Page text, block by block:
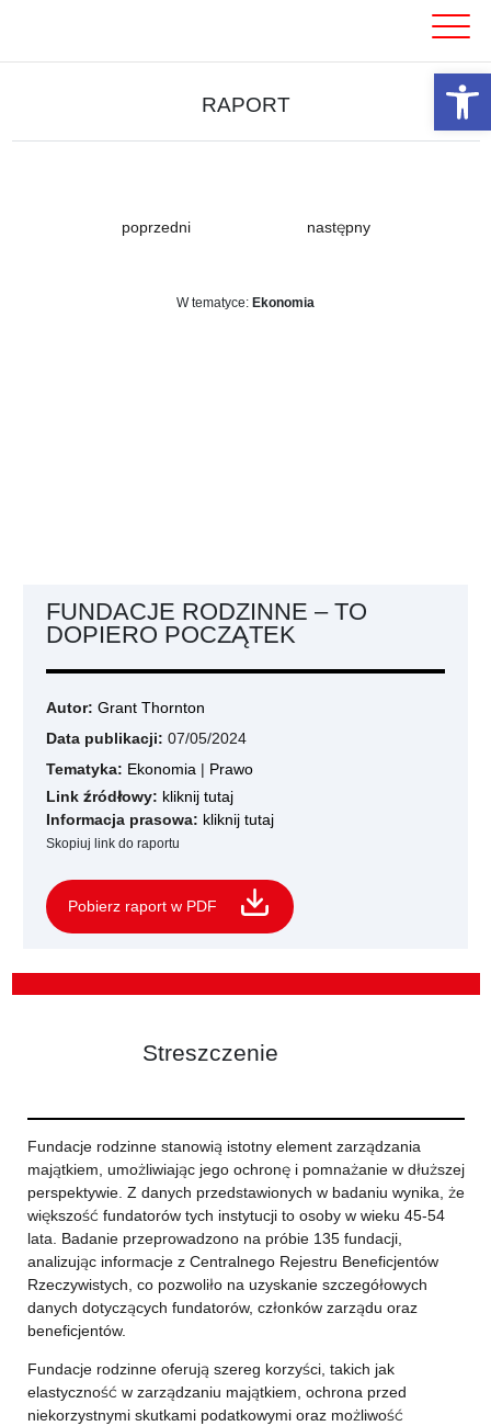
RAPORT
poprzedni następny
W tematyce: Ekonomia
FUNDACJE RODZINNE – TO
DOPIERO POCZĄTEK
Autor: Grant Thornton
Data publikacji: 07/05/2024
Tematyka: Ekonomia | Prawo
Link źródłowy: kliknij tutaj
Informacja prasowa: kliknij tutaj
Skopiuj link do raportu
Pobierz raport w PDF
Streszczenie
Fundacje rodzinne stanowią istotny element zarządzania
majątkiem, umożliwiając jego ochronę i pomnażanie w dłuższej
perspektywie. Z danych przedstawionych w badaniu wynika, że
większość fundatorów tych instytucji to osoby w wieku 45-54
lata. Badanie przeprowadzono na próbie 135 fundacji,
analizując informacje z Centralnego Rejestru Beneficjentów
Rzeczywistych, co pozwoliło na uzyskanie szczegółowych
danych dotyczących fundatorów, członków zarządu oraz
beneficjentów.
Fundacje rodzinne oferują szereg korzyści, takich jak
elastyczność w zarządzaniu majątkiem, ochrona przed
niekorzystnymi skutkami podatkowymi oraz możliwość